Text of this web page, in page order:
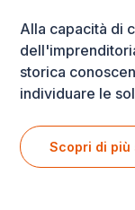
Alla capacità di
storica
individuare le
Scopri di più